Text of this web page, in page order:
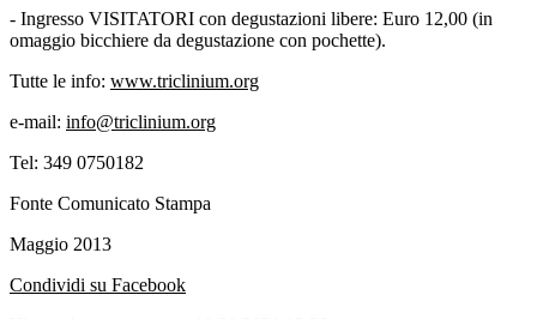
- Ingresso VISITATORI con degustazioni libere: Euro 12,00 (in
omaggio bicchiere da degustazione con pochette).
Tutte le info: www.triclinium.org
e-mail: info@triclinium.org
Tel: 349 0750182
Fonte Comunicato Stampa
Maggio 2013
Condividi su Facebook